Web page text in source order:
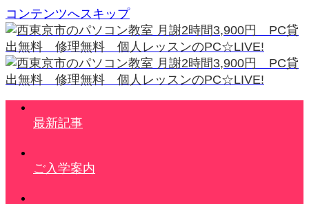
コンテンツへスキップ
最新記事
ご入学案内